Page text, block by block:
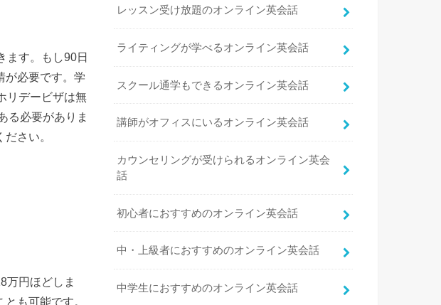
ます。もし90日
が必要です。学
リデービザは無
る必要がありま
さい。
万円ほどしま
も可能です。
レッスン受け放題のオンライン英会話
ライティングが学べるオンライン英会話
スクール通学もできるオンライン英会話
講師がオフィスにいるオンライン英会話
カウンセリングが受けられるオンライン英会
話
初心者におすすめのオンライン英会話
中・上級者におすすめのオンライン英会話
中学生におすすめのオンライン英会話